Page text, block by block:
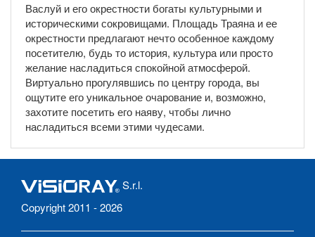
Васлуй и его окрестности богаты культурными и
историческими сокровищами. Площадь Траяна и ее
окрестности предлагают нечто особенное каждому
посетителю, будь то история, культура или просто
желание насладиться спокойной атмосферой.
Виртуально прогулявшись по центру города, вы
ощутите его уникальное очарование и, возможно,
захотите посетить его наяву, чтобы лично
насладиться всеми этими чудесами.
S.r.l.
Copyright 2011 - 2026